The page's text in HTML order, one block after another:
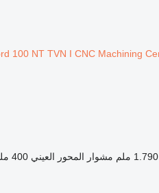
1.790 ملم مشوار المحور العيني 400 ملم